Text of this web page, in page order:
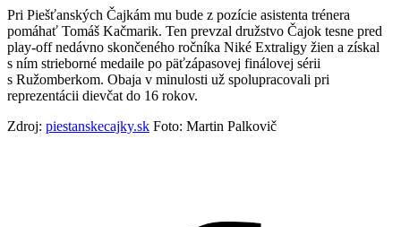
Pri Piešťanských Čajkám mu bude z pozície asistenta trénera
pomáhať Tomáš Kačmarik. Ten prevzal družstvo Čajok tesne pred
play-off nedávno skončeného ročníka Niké Extraligy žien a získal
s ním strieborné medaile po päťzápasovej finálovej sérii
s Ružomberkom. Obaja v minulosti už spolupracovali pri
reprezentácii dievčat do 16 rokov.
Zdroj: piestanskecajky.sk Foto: Martin Palkovič